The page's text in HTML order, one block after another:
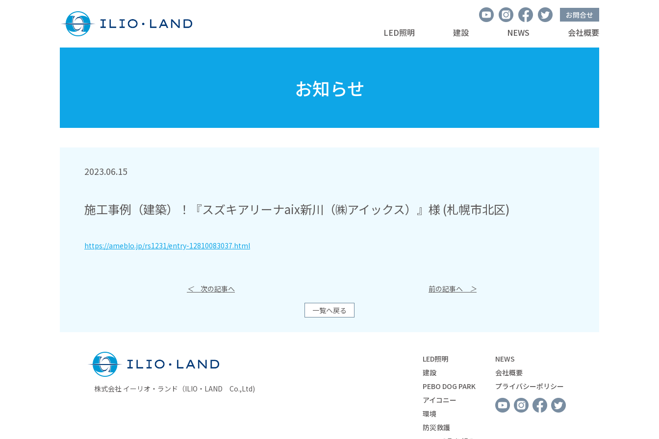
お問合せ
LED照明 建設 NEWS 会社概要
お知らせ
2023.06.15
施工事例（建築）！『スズキアリーナaix新川（㈱アイックス）』様 (札幌市北区)
https://ameblo.jp/rs1231/entry-12810083037.html
＜次の記事へ 前の記事へ ＞
一覧へ戻る
株式会社 イーリオ・ランド（ILIO・LAND Co.,Ltd)
LED照明
建設
PEBO DOG PARK
アイコニー
環境
防災救護
NEWS
会社概要
プライバシーポリシー